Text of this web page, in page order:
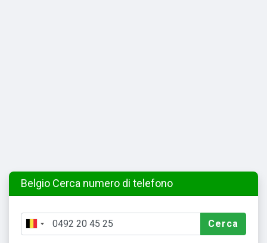
Belgio Cerca numero di telefono
Cerca